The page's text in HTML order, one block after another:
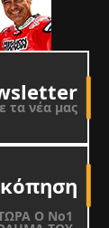
τα νέα μας
ΤΩΡΑ Ο Νο1